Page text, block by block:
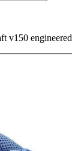
v150 engineered